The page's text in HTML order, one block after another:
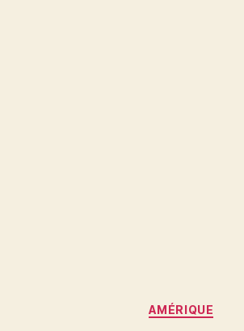
Catégories
AMÉRIQUE